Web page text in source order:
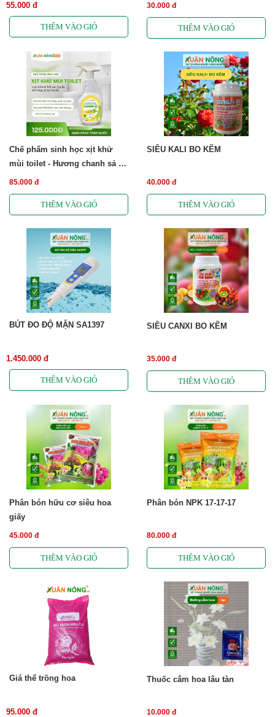
55.000 đ 30.000 đ
Chế phẩm sinh học xịt khử
mùi toilet - Hương chanh sả -
Free ship
85.000 đ
SIÊU KALI BO KẼM
40.000 đ
BÚT ĐO ĐỘ MẶN SA1397
1.450.000 đ
SIÊU CANXI BO KẼM
35.000 đ
Phân bón hữu cơ siêu hoa
giấy
45.000 đ
Phân bón NPK 17-17-17
80.000 đ
Giá thể trồng hoa
95.000 đ
Thuốc cắm hoa lâu tàn
10.000 đ